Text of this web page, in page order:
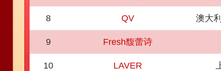
8 QV 澳大
9 Fresh馥蕾诗
10 LAVER